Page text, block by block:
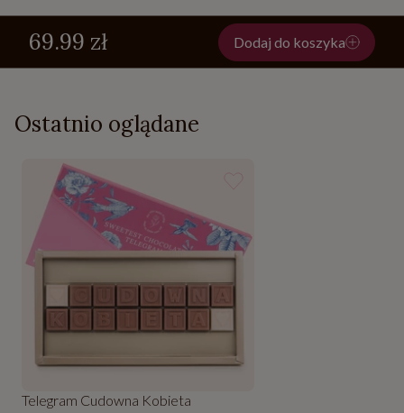
69.99 zł Dodaj do koszyka
Ostatnio oglądane
Telegram Cudowna Kobieta